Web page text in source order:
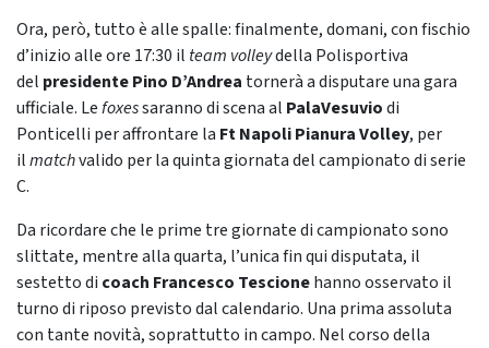
Ora, però, tutto è alle spalle: finalmente, domani, con fischio
d’inizio alle ore 17:30 il team volleydella Polisportiva
del presidente Pino D’Andrea tornerà a disputare una gara
ufficiale. Lefoxessaranno di scena al PalaVesuviodi
Ponticelli per affrontare la Ft Napoli Pianura Volley, per
ilmatchvalido per la quinta giornata del campionato di serie
C.
Da ricordare che le prime tre giornate di campionato sono
slittate, mentre alla quarta, l’unica fin qui disputata, il
sestetto di coach Francesco Tescionehanno osservato il
turno di riposo previsto dal calendario. Una prima assoluta
con tante novità, soprattutto in campo. Nel corso della